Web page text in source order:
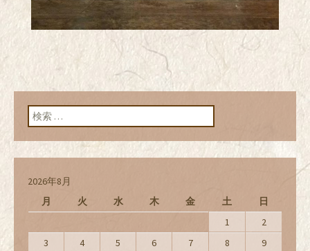
検索:
2026年8月
月
火 水 木 金 土
日
1
2
3
4 5 6 7 8 9